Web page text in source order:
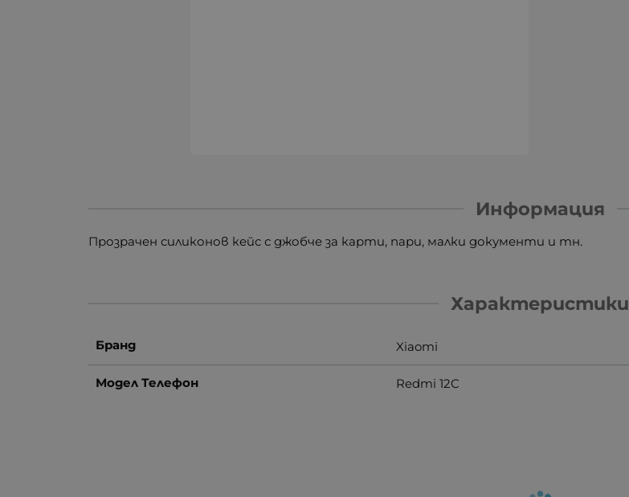
Информация
Прозрачен силиконов кейс с джобче за карти, пари, малки документи и тн.
Характеристики
Бранд Xiaomi
Модел Телефон Redmi 12C